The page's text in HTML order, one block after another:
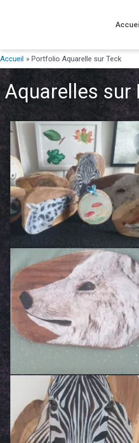
Accueil Portfolio Aquarelle sur Teck
Aquarelles sur